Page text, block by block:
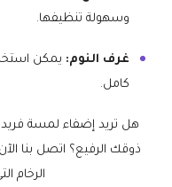
وسهولة تنظيفها.
غرف النوم: يمكن
كامل.
هل تريد إضفاء لمسة
ذوقك الرفيع؟ اتصل بنا
الرخام